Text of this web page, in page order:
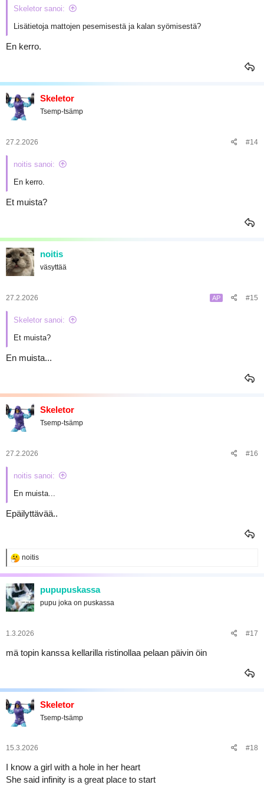
Skeletor sanoi:
Lisätietoja mattojen pesemisestä ja kalan syömisestä?
En kerro.
Skeletor
Tsemp-tsämp
27.2.2026 #14
noitis sanoi:
En kerro.
Et muista?
noitis
väsyttää
27.2.2026 AP #15
Skeletor sanoi:
Et muista?
En muista...
Skeletor
Tsemp-tsämp
27.2.2026 #16
noitis sanoi:
En muista...
Epäilyttävää..
R
a
k
t
i
o
:
noitis
pupupuskassa
pupu joka on puskassa
1.3.2026 #17
mä topin kanssa kellarilla ristinollaa pelaan päivin öin
Skeletor
Tsemp-tsämp
15.3.2026 #18
I know a girl with a hole in her heart
She said infinity is a great place to start